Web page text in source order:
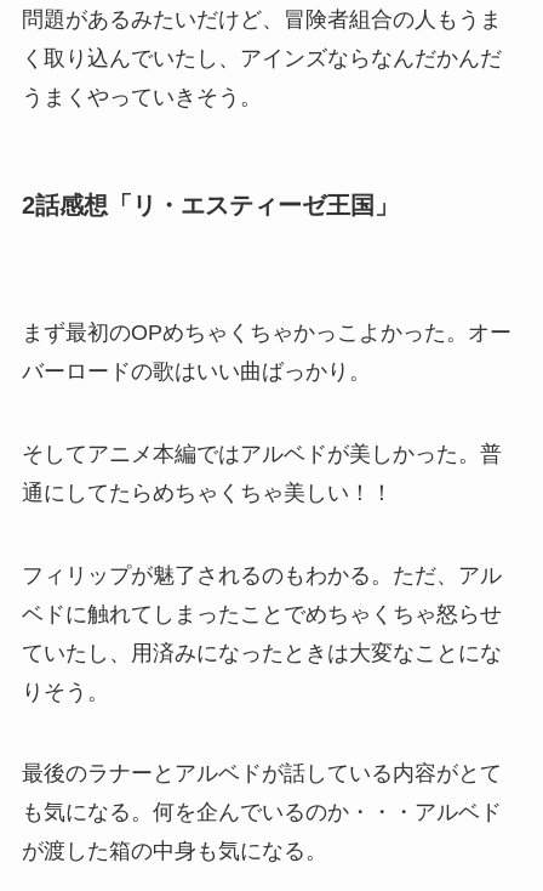
問題があるみたいだけど、冒険者組合の人もうま
く取り込んでいたし、アインズならなんだかんだ
うまくやっていきそう。
2話感想「リ・エスティーゼ王国」
まず最初のOPめちゃくちゃかっこよかった。オー
バーロードの歌はいい曲ばっかり。
そしてアニメ本編ではアルベドが美しかった。普
通にしてたらめちゃくちゃ美しい！！
フィリップが魅了されるのもわかる。ただ、アル
ベドに触れてしまったことでめちゃくちゃ怒らせ
ていたし、用済みになったときは大変なことにな
りそう。
最後のラナーとアルベドが話している内容がとて
も気になる。何を企んでいるのか・・・アルベド
が渡した箱の中身も気になる。